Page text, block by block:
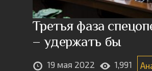
Третья фаза
– удержать бы
19 мая 2022 1,991